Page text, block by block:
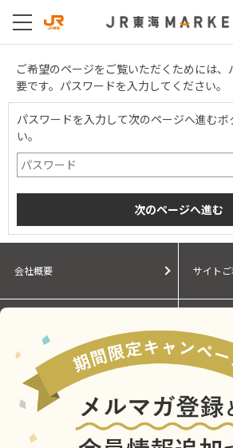
ご希望のページをご覧いただくためには
要です。パスワードを入力してください。
パスワードを入力して次のページへ進む
い。
会社概要 サイト
Cookieポリシー ご利用
お問い合わせ